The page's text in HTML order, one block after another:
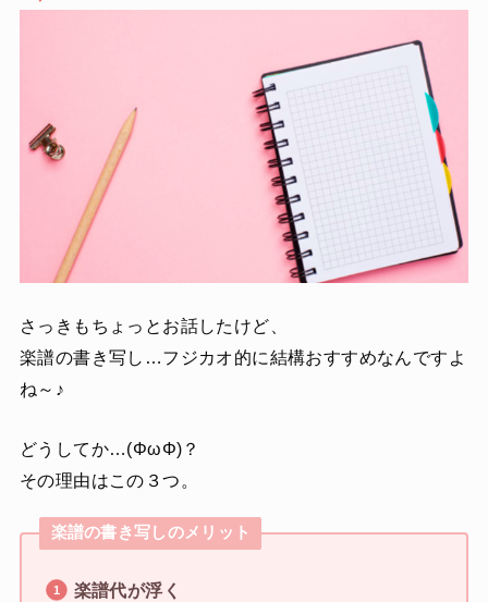
さっきもちょっとお話したけど、
楽譜の書き写し…フジカオ的に結構おすすめなんですよ
ね～♪
どうしてか…(ΦωΦ)？
その理由はこの３つ。
楽譜の書き写しのメリット
楽譜代が浮く